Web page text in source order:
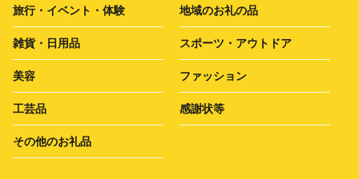
旅行・イベント・体験 地域のお礼の品
雑貨・日用品 スポーツ・アウトドア
美容 ファッション
工芸品 感謝状等
その他のお礼品